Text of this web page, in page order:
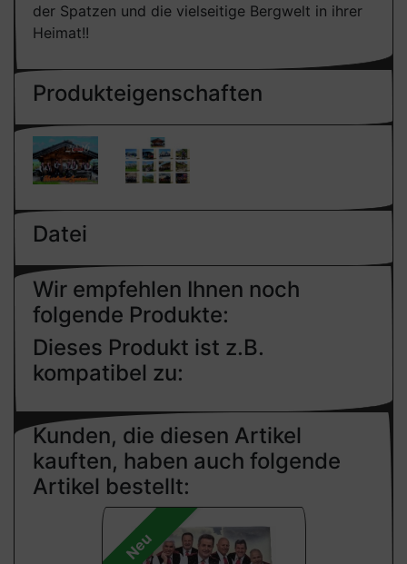
der Spatzen und die vielseitige Bergwelt in ihrer
Heimat!!
Produkteigenschaften
Datei
Wir empfehlen Ihnen noch
folgende Produkte:
Dieses Produkt ist z.B.
kompatibel zu:
Kunden, die diesen Artikel
kauften, haben auch folgende
Artikel bestellt:
Neu